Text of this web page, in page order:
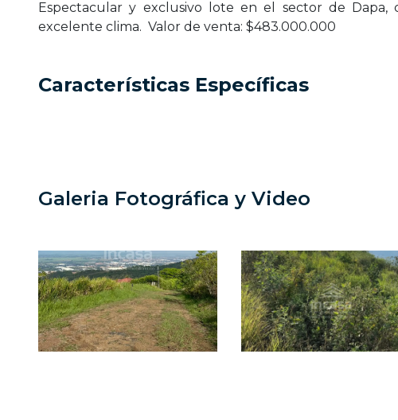
Espectacular y exclusivo lote en el sector de Dapa,
excelente clima. Valor de venta: $483.000.000
Características Específicas
Galeria Fotográfica y Video